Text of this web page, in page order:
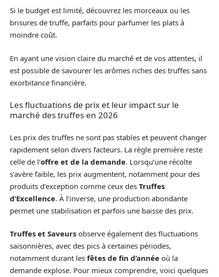
Si le budget est limité, découvrez les morceaux ou les
brisures de truffe, parfaits pour parfumer les plats à
moindre coût.
En ayant une vision claire du marché et de vos attentes, il
est possible de savourer les arômes riches des truffes sans
exorbitance financière.
Les fluctuations de prix et leur impact sur le
marché des truffes en 2026
Les prix des truffes ne sont pas stables et peuvent changer
rapidement selon divers facteurs. La règle première reste
celle de l’offre et de la demande. Lorsqu’une récolte
s’avère faible, les prix augmentent, notamment pour des
produits d’exception comme ceux des Truffes
d’Excellence. À l’inverse, une production abondante
permet une stabilisation et parfois une baisse des prix.
Truffes et Saveurs observe également des fluctuations
saisonnières, avec des pics à certaines périodes,
notamment durant les fêtes de fin d’année où la
demande explose. Pour mieux comprendre, voici quelques